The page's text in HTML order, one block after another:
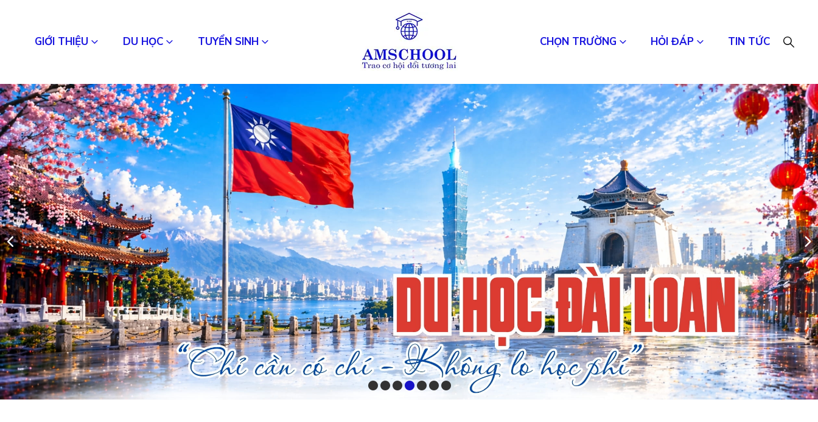
GIỚI THIỆU DU HỌC TUYỂN SINH CHỌN TRƯỜNG HỎI ĐÁP TIN TỨC